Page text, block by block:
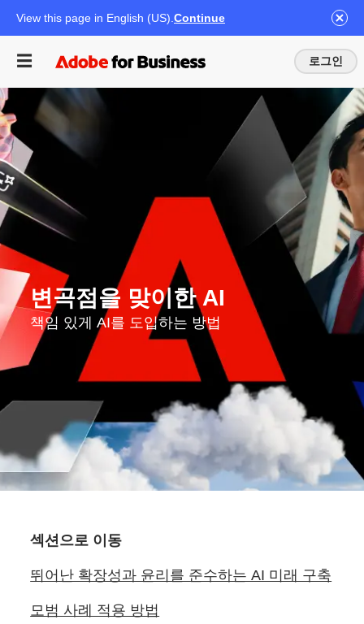
View this page in English (US). Continue
로그인
변곡점을 맞이한 AI
책임 있게 AI를 도입하는 방법
섹션으로 이동
뛰어난 확장성과 윤리를 준수하는 AI 미래 구축
모범 사례 적용 방법